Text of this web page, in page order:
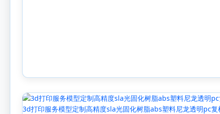
3d打印服务模型定制高精度sla光固化树脂abs塑料尼龙透明pc复